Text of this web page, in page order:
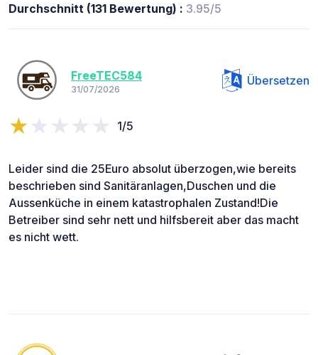
Durchschnitt (131 Bewertung) : 3.95/5
FreeTEC584
31/07/2026
Übersetzen
1/5
Leider sind die 25Euro absolut überzogen,wie bereits
beschrieben sind Sanitäranlagen,Duschen und die
Aussenküche in einem katastrophalen Zustand!Die
Betreiber sind sehr nett und hilfsbereit aber das macht
es nicht wett.